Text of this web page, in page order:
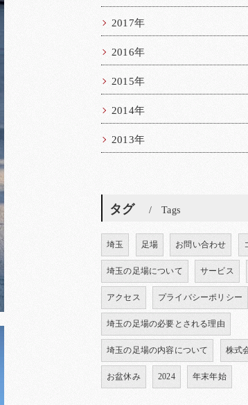
2017年
2016年
2015年
2014年
2013年
タグ Tags
埼玉 足場 お問い合わせ
埼玉の足場について サービス
アクセス プライバシーポリシー
埼玉の足場の必要とされる理由
埼玉の足場の内容について 株式
お盆休み 2024 年末年始